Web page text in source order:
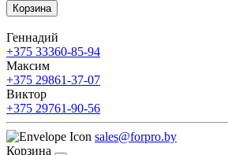
Корзина
Геннадий
+375 33360-85-94
Максим
+375 29861-37-07
Виктор
+375 29761-90-56
sales@forpro.by
Корзина